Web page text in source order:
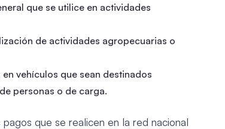
que se utilice en actividades
de actividades agropecuarias o
vehículos que sean destinados
personas o de carga.
que se realicen en la red nacional